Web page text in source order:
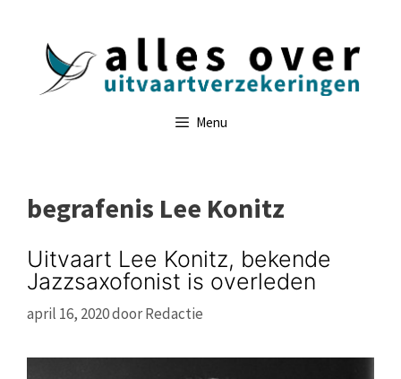
Menu
begrafenis Lee Konitz
Uitvaart Lee Konitz, bekende
Jazzsaxofonist is overleden
april 16, 2020doorRedactie